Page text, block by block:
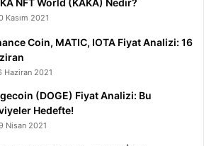
NFT World (KAKA) Nedir?
Kasım 2021
Coin, MATIC, IOTA Fiyat Analizi: 16
Haziran 2021
(DOGE) Fiyat Analizi: Bu
Hedefte!
Nisan 2021